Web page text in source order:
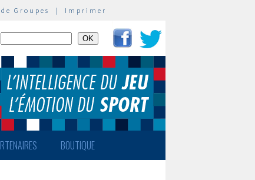
Groupes | Imprimer
BOUTIQUE